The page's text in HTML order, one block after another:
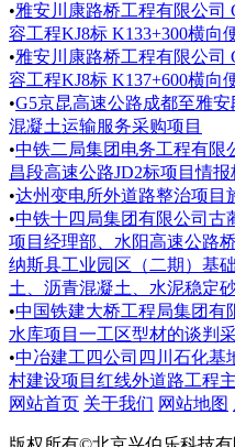
•雅安川康路桥工程有限公司
容工程KJ8标 K133+300横向
•雅安川康路桥工程有限公司
容工程KJ8标 K137+600横向
•G5京昆高速公路成都至雅
混凝土运输服务采购项目
•中铁二局集团电务工程有限
昌段高速公路JD2标项目情
•达州变电所外道路整治项目
•中铁十四局集团有限公司古
项目经理部、水阳高速公路
纳斯县工业园区（二期）基
土、沥青混凝土、水泥稳定
•中国铁建大桥工程局集团有
水库项目一工区型材的谈判
•中冶建工四公司四川石化基
村建设项目红线外道路工程
网站首页 关于我们 网站地图